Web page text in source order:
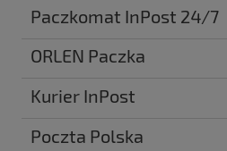
Paczkomat InPost 24/7
ORLEN Paczka
Kurier InPost
Poczta Polska